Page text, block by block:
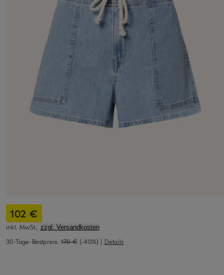
102 €
inkl. MwSt., zzgl. Versandkosten
30-Tage-Bestpreis: 170 € (-40%) | Details